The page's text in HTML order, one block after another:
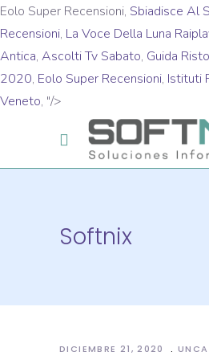
Eolo Super Recensioni, Sbiadisce Al
Recensioni, La Voce Della Luna
Antica, Ascolti Tv Sabato, Guida
2020, Eolo Super Recensioni, Istituti
Veneto, "/>
Softnix
DICIEMBRE 21, 2020